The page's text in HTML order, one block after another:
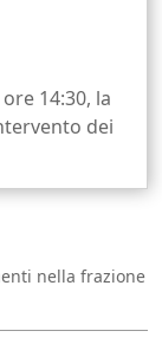
14:30, la
dei
nella frazione